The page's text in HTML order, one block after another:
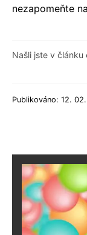
nezapomeňte
Našli jste v článku
Publikováno: 12.